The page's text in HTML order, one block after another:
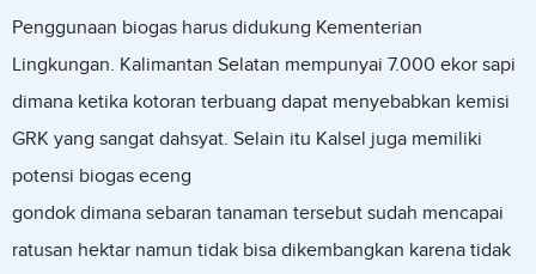
Penggunaan biogas harus didukung Kementerian
Lingkungan. Kalimantan Selatan mempunyai 7.000 ekor sapi
dimana ketika kotoran terbuang dapat menyebabkan kemisi
GRK yang sangat dahsyat. Selain itu Kalsel juga memiliki
potensi biogas eceng
gondok dimana sebaran tanaman tersebut sudah mencapai
ratusan hektar namun tidak bisa dikembangkan karena tidak